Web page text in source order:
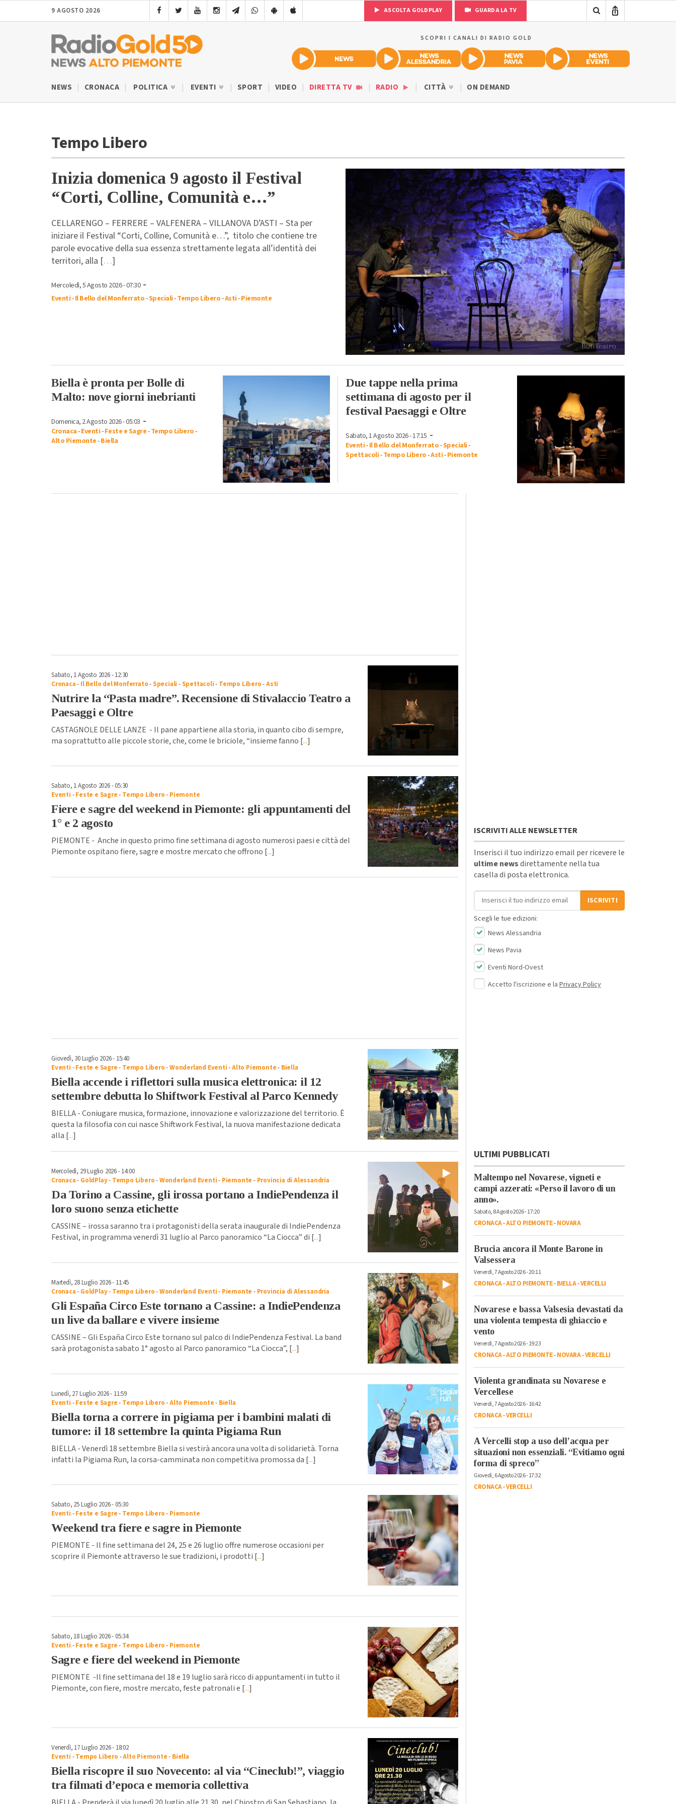
9 AGOSTO 2026 ASCOLTA GOLDPLAY GUARDA LA TV
SCOPRI I CANALI DI RADIO GOLD
NEWS CRONACA POLITICA EVENTI SPORT VIDEO DIRETTA TV RADIO CITTÀ ON DEMAND
Tempo Libero
Inizia domenica 9 agosto il Festival
“Corti, Colline, Comunità e…”
CELLARENGO – FERRERE – VALFENERA – VILLANOVA D’ASTI – Sta per
iniziare il Festival “Corti, Colline, Comunità e…”, titolo che contiene tre
parole evocative della sua essenza strettamente legata all’identità dei
territori, alla […]
Mercoledì, 5 Agosto 2026 - 07:30-
Eventi-Il Bello del Monferrato-Speciali-Tempo Libero-Asti-Piemonte
Biella è pronta per Bolle di
Malto: nove giorni inebrianti
Domenica, 2 Agosto 2026 - 05:03 -
Cronaca-Eventi-Feste e Sagre-Tempo Libero-
Alto Piemonte-Biella
Due tappe nella prima
settimana di agosto per il
festival Paesaggi e Oltre
Sabato, 1 Agosto 2026 - 17:15 -
Eventi-Il Bello del Monferrato-Speciali-
Spettacoli-Tempo Libero-Asti-Piemonte
Sabato, 1 Agosto 2026 - 12:30
Cronaca- Il Bello del Monferrato-Speciali -Spettacoli- Tempo Libero-Asti
Nutrire la “Pasta madre”. Recensione di Stivalaccio Teatro a
Paesaggi e Oltre
CASTAGNOLE DELLE LANZE - Il pane appartiene alla storia, in quanto cibo di sempre,
ma soprattutto alle piccole storie, che, come le briciole, “insieme fanno [...]
Sabato, 1 Agosto 2026 - 05:30
Eventi -Feste e Sagre- Tempo Libero- Piemonte
Fiere e sagre del weekend in Piemonte: gli appuntamenti del
1° e 2 agosto
PIEMONTE - Anche in questo primo fine settimana di agosto numerosi paesi e città del
Piemonte ospitano fiere, sagre e mostre mercato che offrono [...]
Giovedì, 30 Luglio 2026 - 15:40
Eventi -Feste e Sagre- Tempo Libero-Wonderland Eventi-Alto Piemonte- Biella
Biella accende i riflettori sulla musica elettronica: il 12
settembre debutta lo Shiftwork Festival al Parco Kennedy
BIELLA - Coniugare musica, formazione, innovazione e valorizzazione del territorio. È
questa la filosofia con cui nasce Shiftwork Festival, la nuova manifestazione dedicata
alla [...]
Mercoledì, 29 Luglio 2026 - 14:00
Cronaca- GoldPlay- Tempo Libero-Wonderland Eventi- Piemonte - Provincia di Alessandria
Da Torino a Cassine, gli irossa portano a IndiePendenza il
loro suono senza etichette
CASSINE – irossa saranno tra i protagonisti della serata inaugurale di IndiePendenza
Festival, in programma venerdì 31 luglio al Parco panoramico “La Ciocca” di [...]
Martedì, 28 Luglio 2026 - 11:45
Cronaca- GoldPlay- Tempo Libero-Wonderland Eventi- Piemonte - Provincia di Alessandria
Gli España Circo Este tornano a Cassine: a IndiePendenza
un live da ballare e vivere insieme
CASSINE – Gli España Circo Este tornano sul palco di IndiePendenza Festival. La band
sarà protagonista sabato 1° agosto al Parco panoramico “La Ciocca”, [...]
Lunedì, 27 Luglio 2026 - 11:59
Eventi -Feste e Sagre- Tempo Libero-Alto Piemonte- Biella
Biella torna a correre in pigiama per i bambini malati di
tumore: il 18 settembre la quinta Pigiama Run
BIELLA - Venerdì 18 settembre Biella si vestirà ancora una volta di solidarietà. Torna
infatti la Pigiama Run, la corsa-camminata non competitiva promossa da [...]
Sabato, 25 Luglio 2026 - 05:30
Eventi -Feste e Sagre- Tempo Libero- Piemonte
Weekend tra fiere e sagre in Piemonte
PIEMONTE - Il fine settimana del 24, 25 e 26 luglio offre numerose occasioni per
scoprire il Piemonte attraverso le sue tradizioni, i prodotti [...]
Sabato, 18 Luglio 2026 - 05:34
Eventi -Feste e Sagre- Tempo Libero- Piemonte
Sagre e fiere del weekend in Piemonte
PIEMONTE -Il fine settimana del 18 e 19 luglio sarà ricco di appuntamenti in tutto il
Piemonte, con fiere, mostre mercato, feste patronali e [...]
Venerdì, 17 Luglio 2026 - 18:02
Eventi -Tempo Libero -Alto Piemonte- Biella
Biella riscopre il suo Novecento: al via “Cineclub!”, viaggio
tra filmati d’epoca e memoria collettiva
ISCRIVITI ALLE NEWSLETTER
Inserisci il tuo indirizzo email per ricevere le
ultime newsdirettamente nella tua
casella di posta elettronica.
Indirizzo email
ISCRIVITI
Scegli le tue edizioni:
News Alessandria
News Pavia
Eventi Nord-Ovest
Accetto l'iscrizione e la Privacy Policy
ULTIMI PUBBLICATI
Maltempo nel Novarese, vigneti e
campi azzerati: «Perso il lavoro di un
anno».
Sabato, 8 Agosto 2026 - 17:20
CRONACA-ALTO PIEMONTE-NOVARA
Brucia ancora il Monte Barone in
Valsessera
Venerdì, 7 Agosto 2026 - 20:11
CRONACA-ALTO PIEMONTE-BIELLA-VERCELLI
Novarese e bassa Valsesia devastati da
una violenta tempesta di ghiaccio e
vento
Venerdì, 7 Agosto 2026 - 19:23
CRONACA-ALTO PIEMONTE-NOVARA-VERCELLI
Violenta grandinata su Novarese e
Vercellese
Venerdì, 7 Agosto 2026 - 16:42
CRONACA-VERCELLI
A Vercelli stop a uso dell’acqua per
situazioni non essenziali. “Evitiamo ogni
forma di spreco”
Giovedì, 6 Agosto 2026 - 17:32
CRONACA-VERCELLI